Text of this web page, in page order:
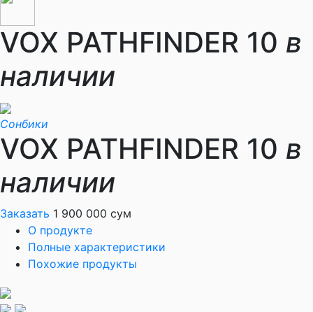
VOX PATHFINDER 10 в
наличии
Сонбики
VOX PATHFINDER 10 в
наличии
Заказать 1 900 000 сум
О продукте
Полные характеристики
Похожие продукты